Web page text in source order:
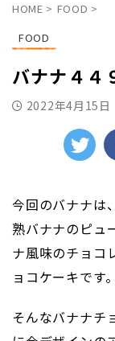
HOME > FOOD >
FOOD
バナナ４４
2022年4月15日
今回のバナナは
熟バナナのピュ
ナ風味のチョコ
ョコケーキです。
そんなバナナチ